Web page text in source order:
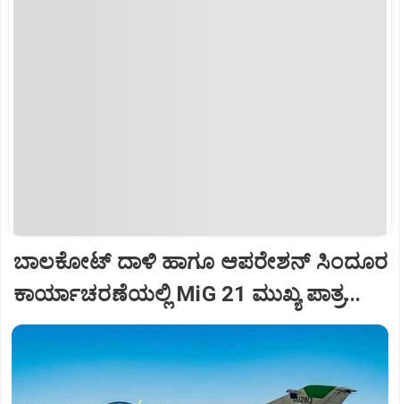
ಬಾಲಕೋಟ್‌ ದಾಳಿ ಹಾಗೂ ಆಪರೇಶನ್‌ ಸಿಂದೂರ
ಕಾರ್ಯಾಚರಣೆಯಲ್ಲಿ MiG 21 ಮುಖ್ಯ ಪಾತ್ರ...